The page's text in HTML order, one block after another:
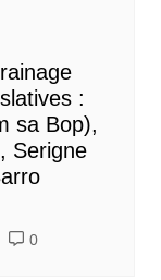
:
sa Bop),
Serigne
0